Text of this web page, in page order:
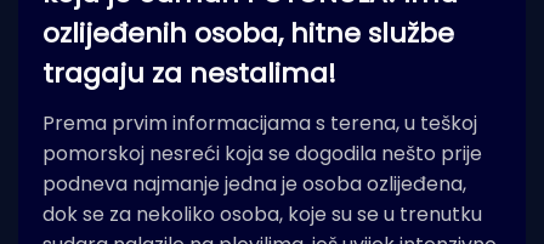
ozlijeđenih osoba, hitne službe
tragaju za nestalima!
Prema prvim informacijama s terena, u teškoj
pomorskoj nesreći koja se dogodila nešto prije
podneva najmanje jedna je osoba ozlijeđena,
dok se za nekoliko osoba, koje su se u trenutku